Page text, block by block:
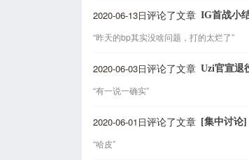
2020-06-13日评论了文章 IG首战小
“昨天的bp其实没啥问题，打的太烂了”
2020-06-03日评论了文章 Uzi官宣退
“有一说一确实”
2020-06-01日评论了文章 [集中讨论]
“哈皮”